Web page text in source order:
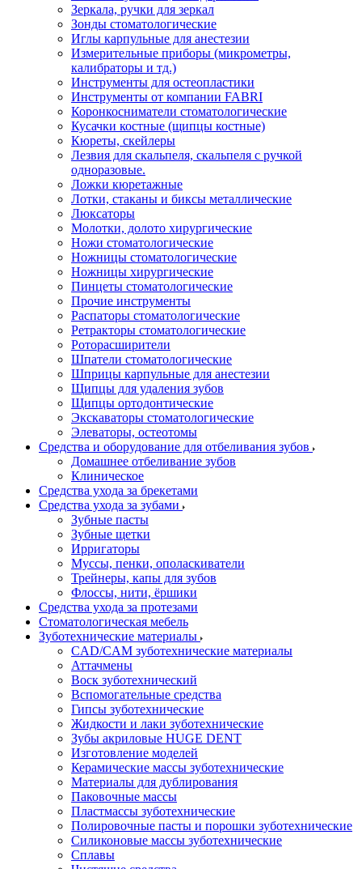
Зеркала, ручки для зеркал
Зонды стоматологические
Иглы карпульные для анестезии
Измерительные приборы (микрометры,
калибраторы и тд.)
Инструменты для остеопластики
Инструменты от компании FABRI
Коронкосниматели стоматологические
Кусачки костные (щипцы костные)
Кюреты, скейлеры
Лезвия для скальпеля, скальпеля с ручкой
одноразовые.
Ложки кюретажные
Лотки, стаканы и биксы металлические
Люксаторы
Молотки, долото хирургические
Ножи стоматологические
Ножницы стоматологические
Ножницы хирургические
Пинцеты стоматологические
Прочие инструменты
Распаторы стоматологические
Ретракторы стоматологические
Роторасширители
Шпатели стоматологические
Шприцы карпульные для анестезии
Щипцы для удаления зубов
Щипцы ортодонтические
Экскаваторы стоматологические
Элеваторы, остеотомы
Средства и оборудование для отбеливания зубов
Домашнее отбеливание зубов
Клиническое
Средства ухода за брекетами
Средства ухода за зубами
Зубные пасты
Зубные щетки
Ирригаторы
Муссы, пенки, ополаскиватели
Трейнеры, капы для зубов
Флоссы, нити, ёршики
Средства ухода за протезами
Стоматологическая мебель
Зуботехнические материалы
CAD/CAM зуботехнические материалы
Аттачмены
Воск зуботехнический
Вспомогательные средства
Гипсы зуботехнические
Жидкости и лаки зуботехнические
Зубы акриловые HUGE DENT
Изготовление моделей
Керамические массы зуботехнические
Материалы для дублирования
Паковочные массы
Пластмассы зуботехнические
Полировочные пасты и порошки зуботехнические
Силиконовые массы зуботехнические
Сплавы